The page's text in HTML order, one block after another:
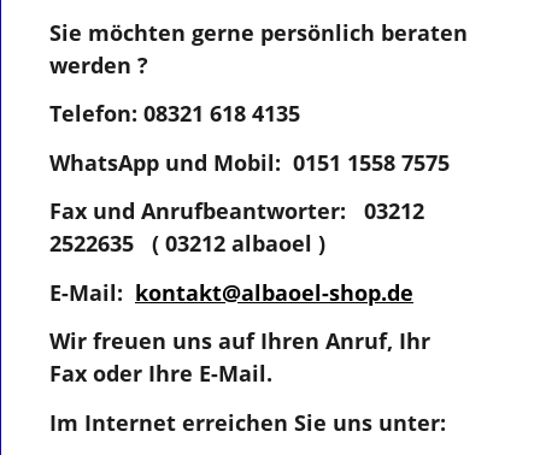
Sie möchten gerne persönlich beraten
werden ?
Telefon: 08321 618 4135
WhatsApp und Mobil: 0151 1558 7575
Fax und Anrufbeantworter: 03212
2522635 ( 03212 albaoel )
E-Mail: kontakt@albaoel-shop.de
Wir freuen uns auf Ihren Anruf, Ihr
Fax oder Ihre E-Mail.
Im Internet erreichen Sie uns unter: